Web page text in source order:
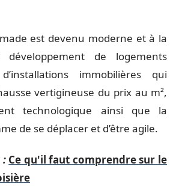
est devenu moderne et à la
de logements
immobilières qui
vertigineuse du prix au m²,
technologique ainsi que la
de se déplacer et d’être agile.
: Ce qu'il faut comprendre sur le